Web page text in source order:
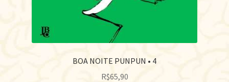
BOA NOITE PUNPUN • 4
R$65,90